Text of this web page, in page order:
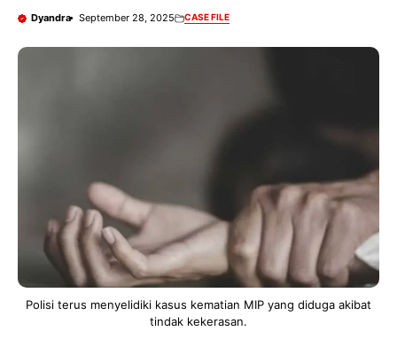
Dyandra September 28, 2025 CASE FILE
Polisi terus menyelidiki kasus kematian MIP yang diduga akibat
tindak kekerasan.